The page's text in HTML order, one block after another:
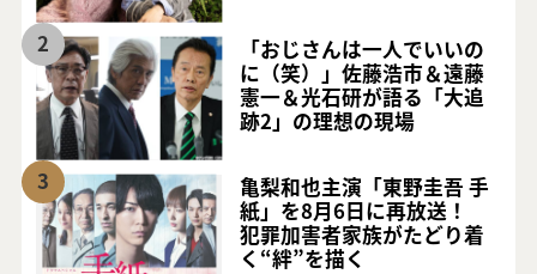
2
「おじさんは一人でいいの
に（笑）」佐藤浩市＆遠藤
憲一＆光石研が語る「大追
跡2」の理想の現場
3
亀梨和也主演「東野圭吾 手
紙」を8月6日に再放送！
犯罪加害者家族がたどり着
く“絆”を描く